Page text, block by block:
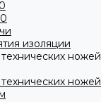
изоляции
ножей
ножей